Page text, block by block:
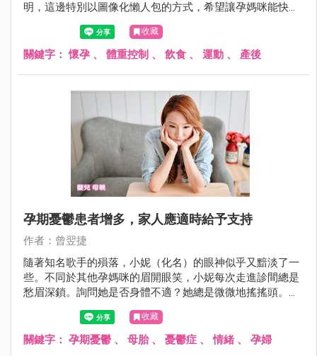
明，這邊特別以圖像化懶人包的方式，希望讓孕媽咪能快速
吸收繁瑣的衛教知識。
收藏
關鍵字：懷孕 、 體重控制 、 飲食 、 運動 、 產後
孕期憂鬱患者增多，家人應適時給予支持
作者：曾翌捷
隨著知名歌手的殞落，小妮（化名）的眼神似乎又黯淡了一
些。不同於其他孕媽咪的眉開眼笑，小妮每次走進診間總是
愁眉深鎖。詢問她是否身體不適？她總是微微地搖搖頭。身
旁的媽媽忙著抱怨：「現在年輕人真是的！只不過是懷孕生
孩子，哪來那麼多心事！整天在家只會哭！問她怎麼了又不
講！」。聽完了媽媽的一番話，小妮的頭似乎又垂得更低了
收藏
關鍵字： 孕期憂鬱 、 母胎、 憂鬱症 、情緒 、 孕婦